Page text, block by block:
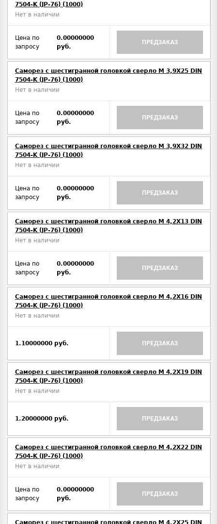
7504-K (JP-76) (1000)
Нет в наличии
Цена по
запросу
0.00000000
руб.
ПРЕДЗАКАЗ
Саморез с шестигранной головкой сверло М 3,9Х25 DIN
7504-K (JP-76) (1000)
Нет в наличии
Цена по
запросу
0.00000000
руб.
ПРЕДЗАКАЗ
Саморез с шестигранной головкой сверло М 3,9Х32 DIN
7504-K (JP-76) (1000)
Нет в наличии
Цена по
запросу
0.00000000
руб.
ПРЕДЗАКАЗ
Саморез с шестигранной головкой сверло М 4,2Х13 DIN
7504-K (JP-76) (1000)
Нет в наличии
Цена по
запросу
0.00000000
руб.
ПРЕДЗАКАЗ
Саморез с шестигранной головкой сверло М 4,2Х16 DIN
7504-K (JP-76) (1000)
Нет в наличии
1.10000000 руб. ПРЕДЗАКАЗ
Саморез с шестигранной головкой сверло М 4,2Х19 DIN
7504-K (JP-76) (1000)
Нет в наличии
1.20000000 руб. ПРЕДЗАКАЗ
Саморез с шестигранной головкой сверло М 4,2Х22 DIN
7504-K (JP-76) (1000)
Нет в наличии
Цена по
запросу
0.00000000
руб.
ПРЕДЗАКАЗ